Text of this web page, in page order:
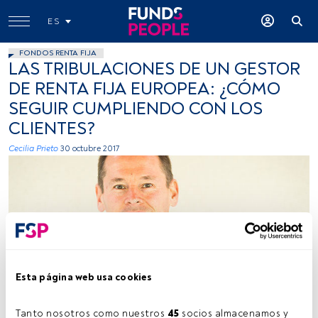
Esta página web usa cookies
Tanto nosotros como nuestros 45 socios almacenamos y
ES
FONDOS RENTA FIJA
LAS TRIBULACIONES DE UN GESTOR
DE RENTA FIJA EUROPEA: ¿CÓMO
SEGUIR CUMPLIENDO CON LOS
CLIENTES?
Cecilia Prieto 30 octubre 2017
Funds People